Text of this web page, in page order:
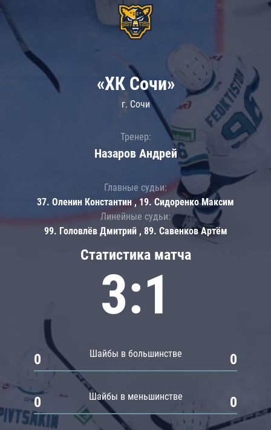
Статистика матча
3:1
Шайбы в большинстве
0 0
Шайбы в меньшинстве
0 0
«ХК Сочи»
г. Сочи
Тренер:
Назаров Андрей
Главные судьи:
37. Оленин Константин , 19. Сидоренко Максим
Линейные судьи:
99. Головлёв Дмитрий , 89. Савенков Артём